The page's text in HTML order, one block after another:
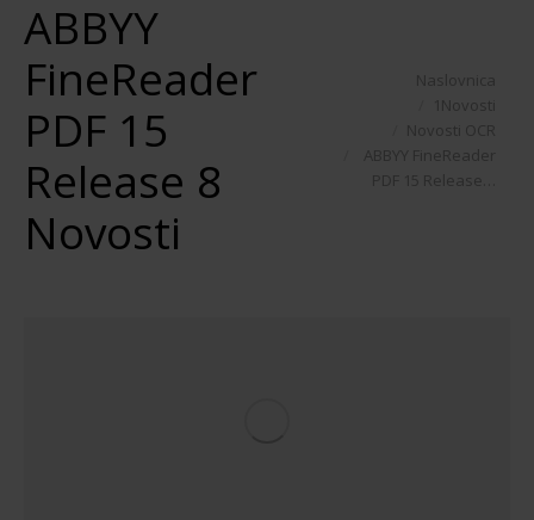
ABBYY
FineReader
PDF 15
Release 8
Novosti